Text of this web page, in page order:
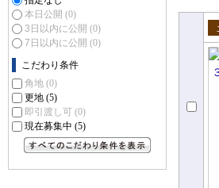
本日公開 (0)
3日以内に公開 (0)
7日以内に公開 (0)
こだわり条件
角地 (0)
更地 (5)
即引渡し可 (0)
現在募集中 (5)